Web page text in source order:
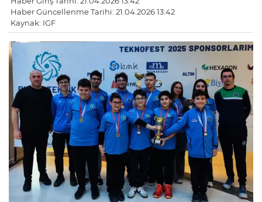
Haber Güncellenme Tarihi: 21.04.2026 13:42
Kaynak: IGF